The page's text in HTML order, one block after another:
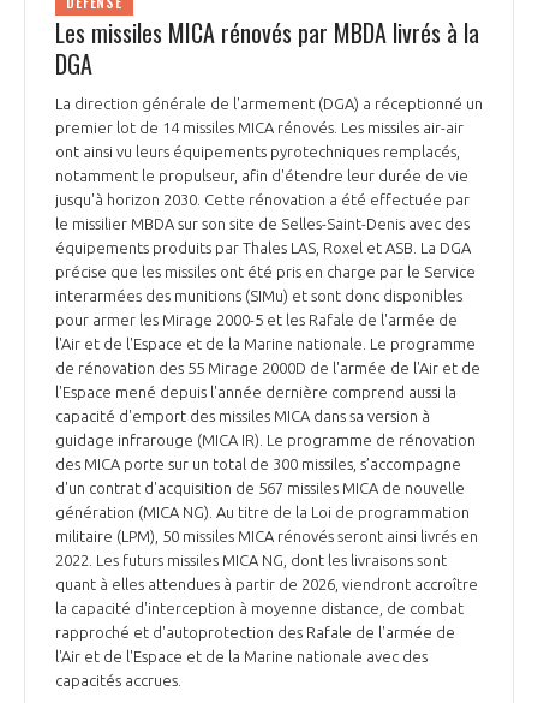
Les missiles MICA rénovés par MBDA livrés à la
DGA
La direction générale de l'armement (DGA) a réceptionné un
premier lot de 14 missiles MICA rénovés. Les missiles air-air
ont ainsi vu leurs équipements pyrotechniques remplacés,
notamment le propulseur, afin d'étendre leur durée de vie
jusqu'à horizon 2030. Cette rénovation a été effectuée par
le missilier MBDA sur son site de Selles-Saint-Denis avec des
équipements produits par Thales LAS, Roxel et ASB. La DGA
précise que les missiles ont été pris en charge par le Service
interarmées des munitions (SIMu) et sont donc disponibles
pour armer les Mirage 2000-5 et les Rafale de l'armée de
l'Air et de l'Espace et de la Marine nationale. Le programme
de rénovation des 55 Mirage 2000D de l'armée de l'Air et de
l'Espace mené depuis l'année dernière comprend aussi la
capacité d'emport des missiles MICA dans sa version à
guidage infrarouge (MICA IR). Le programme de rénovation
des MICA porte sur un total de 300 missiles, s’accompagne
d'un contrat d'acquisition de 567 missiles MICA de nouvelle
génération (MICA NG). Au titre de la Loi de programmation
militaire (LPM), 50 missiles MICA rénovés seront ainsi livrés en
2022. Les futurs missiles MICA NG, dont les livraisons sont
quant à elles attendues à partir de 2026, viendront accroître
la capacité d'interception à moyenne distance, de combat
rapproché et d'autoprotection des Rafale de l'armée de
l'Air et de l'Espace et de la Marine nationale avec des
capacités accrues.